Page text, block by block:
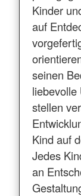
Kinder
auf
seinen
liebevolle
stellen
Kind auf
Jedes
an